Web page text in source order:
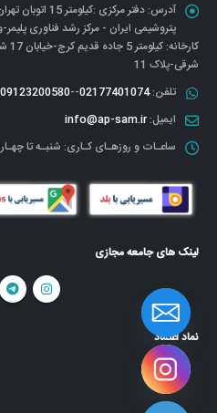
آدرس:
دفتر مرکزی
پتروشیمی ایران - مرکز رشد فناوری
شرقی-پلاک 11
تلفن:02177401074
--
09123200580
ایمیل:info@ap-sam.ir
ساعـات و روزهـای کـاری:شنبـه تا چهـارشنبه 8 الی 17 /
لینک های جامعه مجازی
نماد اعتماد